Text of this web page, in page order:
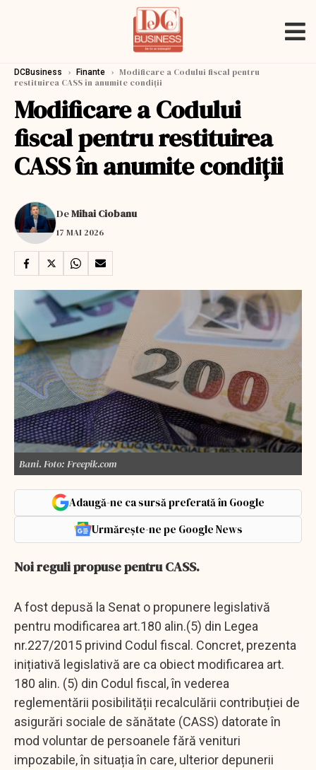
DCBusiness › Finante › Modificare a Codului fiscal pentru
restituirea CASS în anumite condiţii
Modificare a Codului
fiscal pentru restituirea
CASS în anumite condiţii
DeMihai Ciobanu
17 MAI 2026
Bani. Foto: Freepik.com
Adaugă-ne ca sursă preferată în Google
Urmărește-ne pe Google News
Noi reguli propuse pentru CASS.
A fost depusă la Senat o propunere legislativă
pentru modificarea art.180 alin.(5) din Legea
nr.227/2015 privind Codul fiscal. Concret, prezenta
inițiativă legislativă are ca obiect modificarea art.
180 alin. (5) din Codul fiscal, în vederea
reglementării posibilității recalculării contribuției de
asigurări sociale de sănătate (CASS) datorate în
mod voluntar de persoanele fără venituri
impozabile, în situația în care, ulterior depunerii